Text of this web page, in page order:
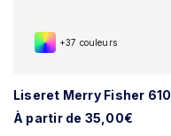
+37 couleurs
Liseret Merry Fisher 610
À partir de 35,00€